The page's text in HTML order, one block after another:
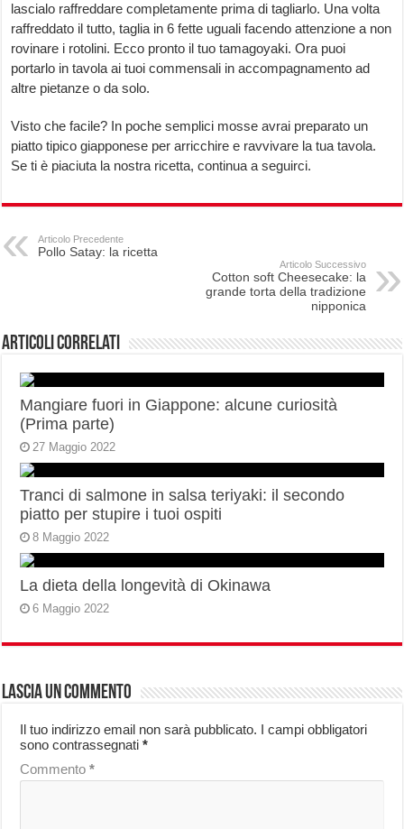
lascialo raffreddare completamente prima di tagliarlo. Una volta
raffreddato il tutto, taglia in 6 fette uguali facendo attenzione a non
rovinare i rotolini. Ecco pronto il tuo tamagoyaki. Ora puoi
portarlo in tavola ai tuoi commensali in accompagnamento ad
altre pietanze o da solo.
Visto che facile? In poche semplici mosse avrai preparato un
piatto tipico giapponese per arricchire e ravvivare la tua tavola.
Se ti è piaciuta la nostra ricetta, continua a seguirci.
Articolo Precedente
Pollo Satay: la ricetta
Articolo Successivo
Cotton soft Cheesecake: la
grande torta della tradizione
nipponica
Articoli correlati
Mangiare fuori in Giappone: alcune curiosità
(Prima parte)
27 Maggio 2022
Tranci di salmone in salsa teriyaki: il secondo
piatto per stupire i tuoi ospiti
8 Maggio 2022
La dieta della longevità di Okinawa
6 Maggio 2022
Lascia un commento
Il tuo indirizzo email non sarà pubblicato. I campi obbligatori
sono contrassegnati*
Commento*